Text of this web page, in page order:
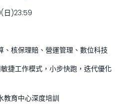
日 )23:59
、核保理賠、營運管理、數位科技
捷工作模式，小步快跑，迭代優化
教育中心深度培訓